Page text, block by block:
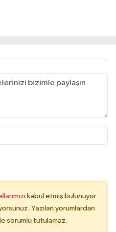
kabul etmiş bulunuyor
Yazılan yorumlardan
sorumlu tutulamaz.